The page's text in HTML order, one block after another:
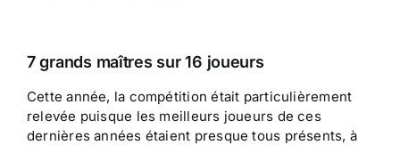
7 grands maîtres sur 16 joueurs
Cette année, la compétition était particulièrement
relevée puisque les meilleurs joueurs de ces
dernières années étaient presque tous présents, à